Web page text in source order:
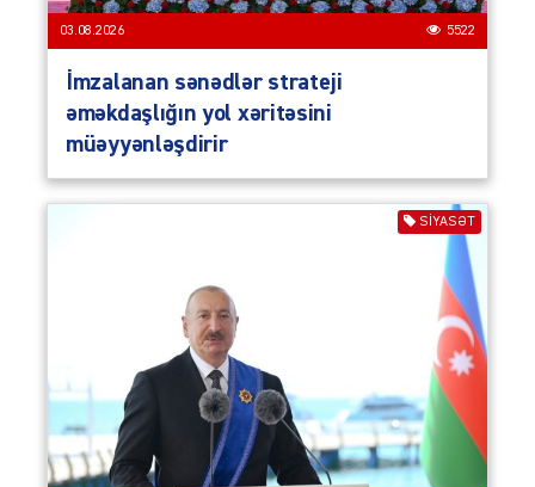
03.08.2026 5522
İmzalanan sənədlər strateji
əməkdaşlığın yol xəritəsini
müəyyənləşdirir
SIYASƏT